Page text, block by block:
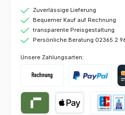
Zuverlässige Lieferung
Bequemer Kauf auf Rechnung
transparente Preisgestaltung
Persönliche Beratung 02365 2
Unsere Zahlungsarten: